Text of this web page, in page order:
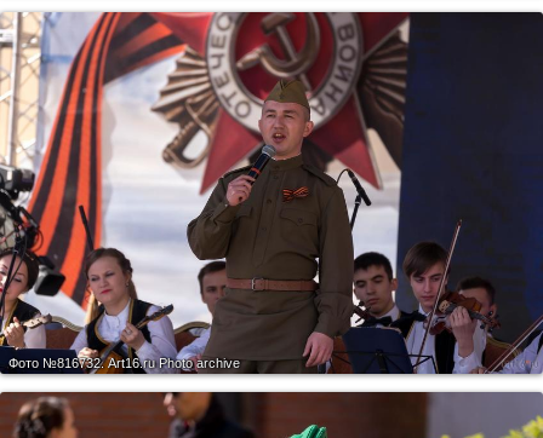
Фото №816732.Art16.ru Photo archive